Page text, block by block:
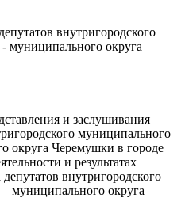
внутригородского
муниципального округа
и заслушивания
муниципального
округа Черемушки в городе
и результатах
внутригородского
муниципального округа